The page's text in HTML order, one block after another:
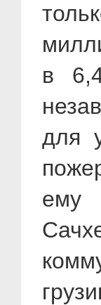
в
для
ему